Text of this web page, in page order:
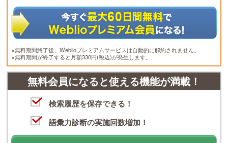
※無料期間終了後、Weblioプレミアムサービスは自動的に解約されません。
※無料期間が終了すると月額330円(税込)が発生します。
無料会員になると使える機能が満載！
検索履歴を保存できる！
語彙力診断の実施回数増加！